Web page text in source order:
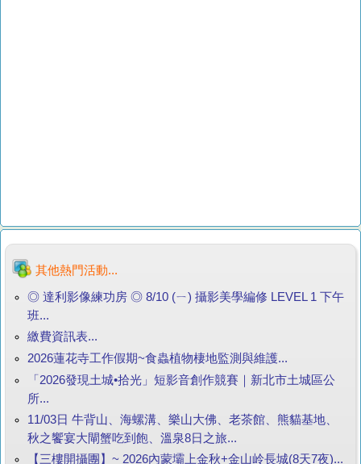
其他熱門活動...
◎ 達利影像練功房 ◎ 8/10 (ㄧ) 攝影美學編修 LEVEL 1 下午
班...
繳費資訊表...
2026蓮花寺工作假期~食蟲植物棲地監測與維護...
「2026發現土城•拾光」短影音創作競賽｜新北市土城區公
所...
11/03日 牛背山、海螺溝、樂山大佛、老茶館、熊貓基地、
秋之饗宴大閘蟹吃到飽、溫泉8日之旅...
【三樓開攝團】~ 2026內蒙壩上金秋+金山岭長城(8天7夜)...